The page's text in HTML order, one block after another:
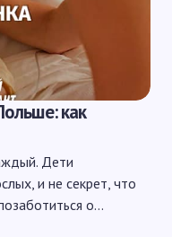
как
Дети
и не секрет, что
о…